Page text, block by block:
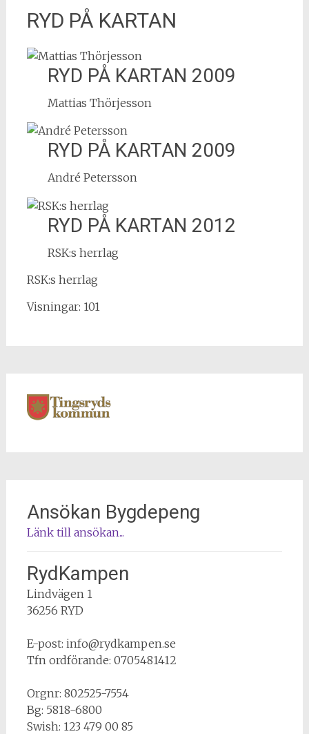
RYD PÅ KARTAN
RYD PÅ KARTAN 2009
Mattias Thörjesson
RYD PÅ KARTAN 2009
André Petersson
RYD PÅ KARTAN 2012
RSK:s herrlag
RSK:s herrlag
Visningar: 101
Ansökan Bygdepeng
Länk till ansökan...
RydKampen
Lindvägen 1
36256 RYD
E-post: info@rydkampen.se
Tfn ordförande: 0705481412
Orgnr: 802525-7554
Bg: 5818-6800
Swish: 123 479 00 85